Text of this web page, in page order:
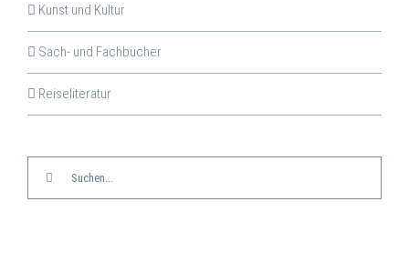
Kunst und Kultur
Sach- und Fachbücher
Reiseliteratur